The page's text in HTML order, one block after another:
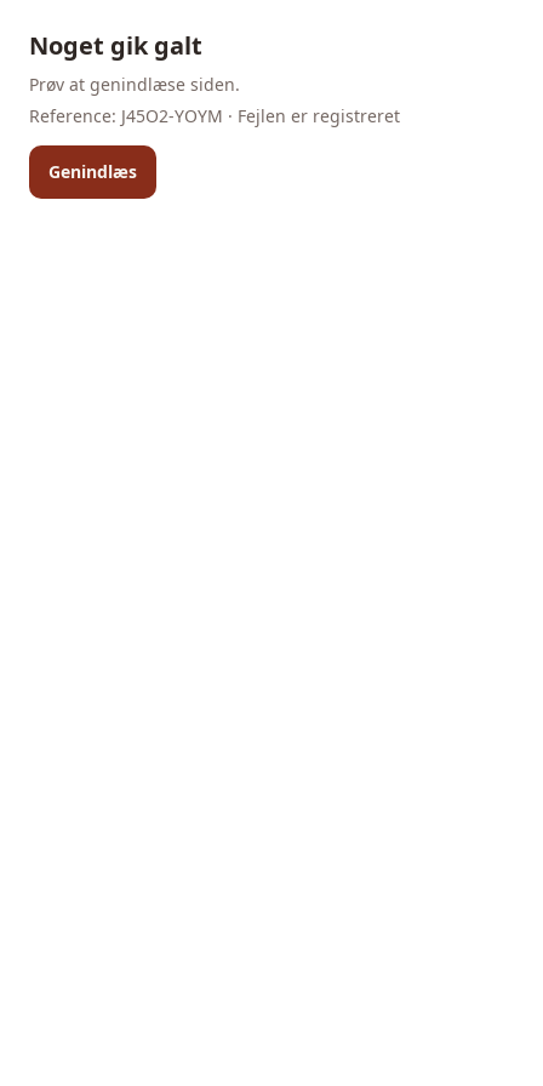
Noget gik galt
Prøv at genindlæse siden.
Reference: J45O2-YOYM · Fejlen er registreret
Genindlæs